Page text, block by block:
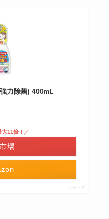
力除菌) 400mL
大11倍！／
場
ポチップ